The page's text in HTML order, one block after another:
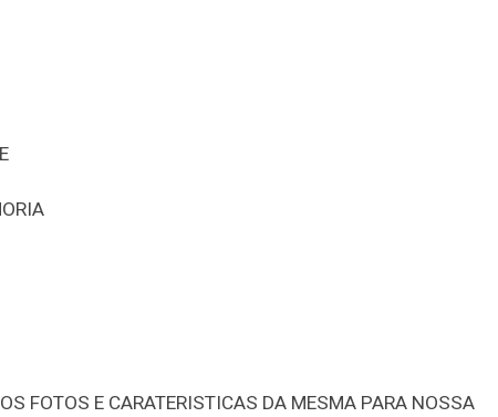
FOTOS E CARATERISTICAS DA MESMA PARA NOSSA